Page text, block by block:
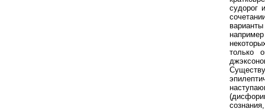
судорог
только